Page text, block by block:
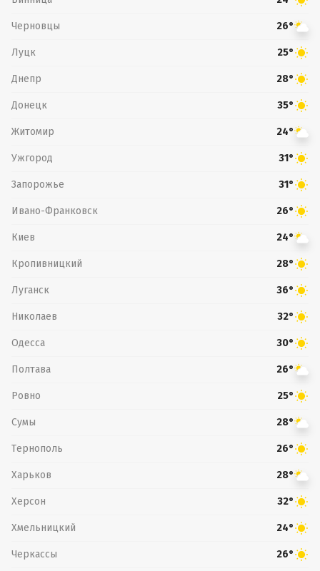
Черновцы 26°
Луцк 25°
Днепр 28°
Донецк 35°
Житомир 24°
Ужгород 31°
Запорожье 31°
Ивано-Франковск 26°
Киев 24°
Кропивницкий 28°
Луганск 36°
Николаев 32°
Одесса 30°
Полтава 26°
Ровно 25°
Сумы 28°
Тернополь 26°
Харьков 28°
Херсон 32°
Хмельницкий 24°
Черкассы 26°